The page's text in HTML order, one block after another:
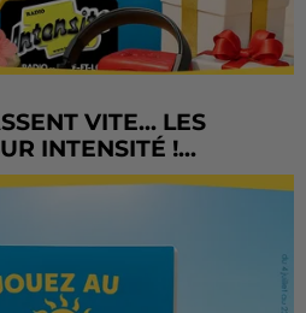
VITE... LES
INTENSITÉ !...
mais il est encore temps de
des centaines de...